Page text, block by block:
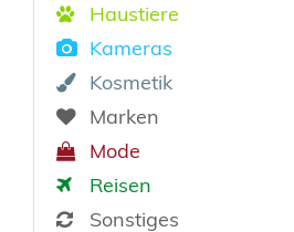
Haustiere
Kameras
Kosmetik
Marken
Mode
Reisen
Sonstiges